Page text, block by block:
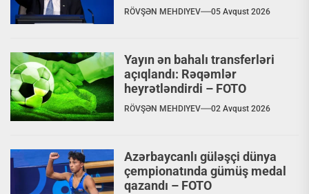
RÖVŞƏN MEHDIYEV 05 Avqust 2026
Yayın ən bahalı transferləri
açıqlandı: Rəqəmlər
heyrətləndirdi – FOTO
RÖVŞƏN MEHDIYEV 02 Avqust 2026
Azərbaycanlı güləşçi dünya
çempionatında gümüş medal
qazandı – FOTO